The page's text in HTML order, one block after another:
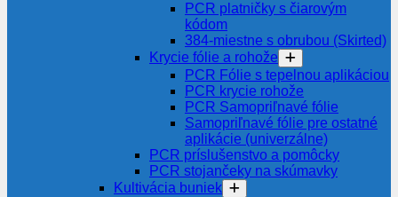
PCR platničky s čiarovým
kódom
384-miestne s obrubou (Skirted)
Krycie fólie a rohože
PCR Fólie s tepelnou aplikáciou
PCR krycie rohože
PCR Samopriľnavé fólie
Samopriľnavé fólie pre ostatné
aplikácie (univerzálne)
PCR príslušenstvo a pomôcky
PCR stojančeky na skúmavky
Kultivácia buniek